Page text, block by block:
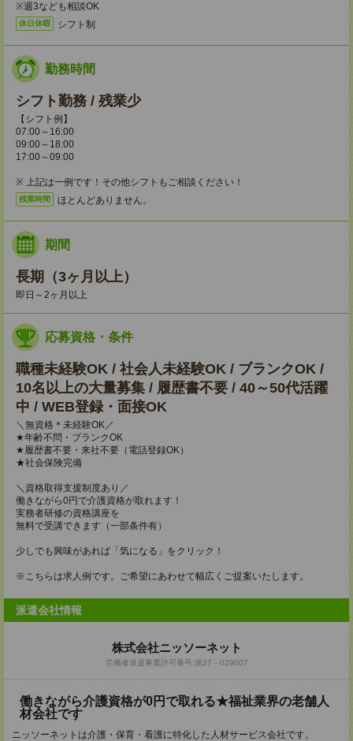
※週3なども相談OK
休日休暇 シフト制
勤務時間
シフト勤務 / 残業少
【シフト例】
07:00～16:00
09:00～18:00
17:00～09:00
※ 上記は一例です！その他シフトもご相談ください！
残業時間 ほとんどありません。
期間
長期（3ヶ月以上）
即日～2ヶ月以上
応募資格・条件
職種未経験OK / 社会人未経験OK / ブランクOK /
10名以上の大量募集 / 履歴書不要 / 40～50代活躍
中 / WEB登録・面接OK
＼無資格＊未経験OK／
★年齢不問・ブランクOK
★履歴書不要・来社不要（電話登録OK）
★社会保険完備
＼資格取得支援制度あり／
働きながら0円で介護資格が取れます！
実務者研修の資格講座を
無料で受講できます（一部条件有）
少しでも興味があれば「気になる」をクリック！
※こちらは求人例です。ご希望にあわせて幅広くご提案いたします。
派遣会社情報
株式会社ニッソーネット
労働者派遣事業許可番号:派27－029007
働きながら介護資格が0円で取れる★福祉業界の老舗人
材会社です
ニッソーネットは介護・保育・看護に特化した人材サービス会社です。